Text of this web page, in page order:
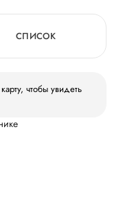
СПИСОК
чтобы увидеть